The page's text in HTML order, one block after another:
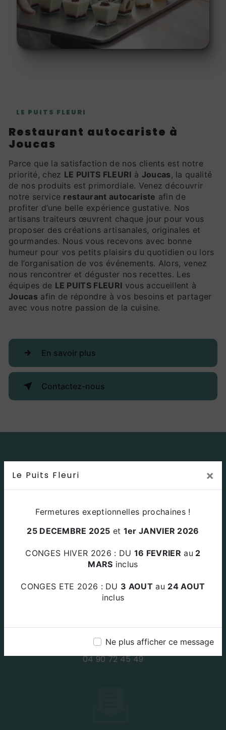
Le Puits Fleuri ×
Fermetures exeptionnelles prochaines !
25 DECEMBRE 2025 et 1er JANVIER 2026
CONGES HIVER 2026 : DU 16 FEVRIER au 2
MARS inclus
CONGES ETE 2026 : DU 3 AOUT au 24 AOUT
inclus
Ne plus afficher ce message
LE PUITS FLEURI
restaurant autocariste à
Joucas
Parce que la satisfaction de nos clients est notre
priorité, chez LE PUITS FLEURI à Joucas , la qualité
de nos produits est primordiale. Venez découvrir
notre service restaurant autocariste afin de
profiter d’une belle expérience gustative. Nos
artisans traiteurs œuvrent chaque jour pour vous
proposer des créations artisanales, originales et
gourmandes. Nous vous recevons avec bonne
humeur pour vos petits plaisirs du quotidien ou lors
de l’organisation de vos événements. Alors, venez
nous rencontrer et déguster nos recettes. Les
équipes de LE PUITS FLEURI vous accueillent à
Joucas afin de répondre à vos besoins et partager
avec vous notre passion de la cuisine.
En savoir plus
Contactez-nous
Adresse
Za Le Plan Des Amandiers 84220
BEAUMETTES
Téléphone
04 90 72 45 49